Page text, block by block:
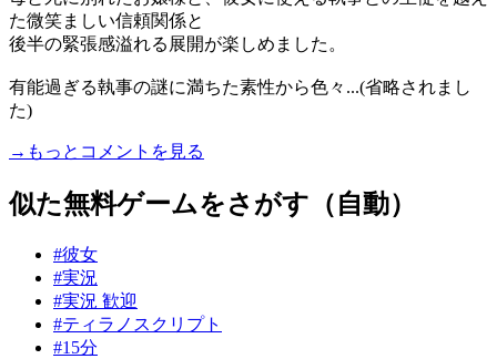
た微笑ましい信頼関係と
後半の緊張感溢れる展開が楽しめました。
有能過ぎる執事の謎に満ちた素性から色々...(省略されまし
た)
→もっとコメントを見る
似た無料ゲームをさがす（自動）
#彼女
#実況
#実況 歓迎
#ティラノスクリプト
#15分